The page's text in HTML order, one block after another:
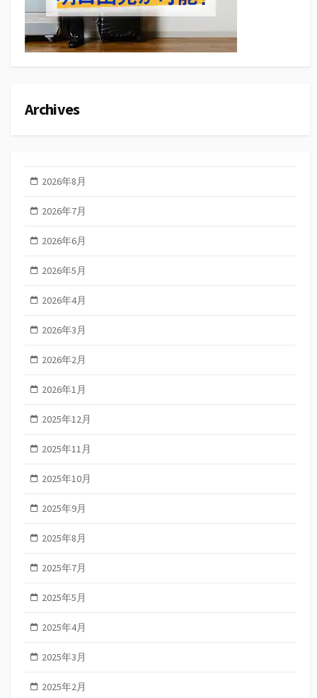
Archives
2026年8月
2026年7月
2026年6月
2026年5月
2026年4月
2026年3月
2026年2月
2026年1月
2025年12月
2025年11月
2025年10月
2025年9月
2025年8月
2025年7月
2025年5月
2025年4月
2025年3月
2025年2月